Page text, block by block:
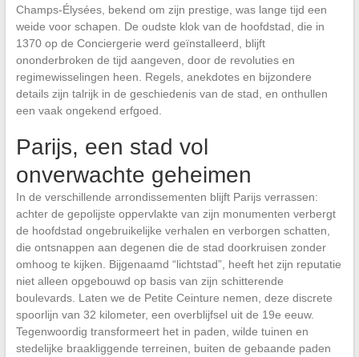
Champs-Élysées, bekend om zijn prestige, was lange tijd een
weide voor schapen. De oudste klok van de hoofdstad, die in
1370 op de Conciergerie werd geïnstalleerd, blijft
ononderbroken de tijd aangeven, door de revoluties en
regimewisselingen heen. Regels, anekdotes en bijzondere
details zijn talrijk in de geschiedenis van de stad, en onthullen
een vaak ongekend erfgoed.
Parijs, een stad vol
onverwachte geheimen
In de verschillende arrondissementen blijft Parijs verrassen:
achter de gepolijste oppervlakte van zijn monumenten verbergt
de hoofdstad ongebruikelijke verhalen en verborgen schatten,
die ontsnappen aan degenen die de stad doorkruisen zonder
omhoog te kijken. Bijgenaamd “lichtstad”, heeft het zijn reputatie
niet alleen opgebouwd op basis van zijn schitterende
boulevards. Laten we de Petite Ceinture nemen, deze discrete
spoorlijn van 32 kilometer, een overblijfsel uit de 19e eeuw.
Tegenwoordig transformeert het in paden, wilde tuinen en
stedelijke braakliggende terreinen, buiten de gebaande paden